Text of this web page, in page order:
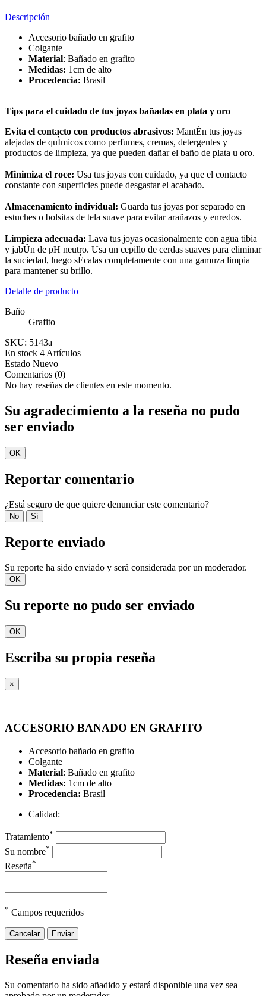
Descripción
Accesorio bañado en grafito
Colgante
Material: Bañado en grafito
Medidas: 1cm de alto
Procedencia: Brasil
Tips para el cuidado de tus joyas bañadas en plata y oro
Evita el contacto con productos abrasivos: MantÈn tus joyas
alejadas de quÌmicos como perfumes, cremas, detergentes y
productos de limpieza, ya que pueden dañar el baño de plata u oro.
Minimiza el roce: Usa tus joyas con cuidado, ya que el contacto
constante con superficies puede desgastar el acabado.
Almacenamiento individual: Guarda tus joyas por separado en
estuches o bolsitas de tela suave para evitar arañazos y enredos.
Limpieza adecuada: Lava tus joyas ocasionalmente con agua tibia
y jabÛn de pH neutro. Usa un cepillo de cerdas suaves para eliminar
la suciedad, luego sÈcalas completamente con una gamuza limpia
para mantener su brillo.
Detalle de producto
Baño
Grafito
SKU: 5143a
En stock 4 Artículos
Estado Nuevo
Comentarios (0)
No hay reseñas de clientes en este momento.
Su agradecimiento a la reseña no pudo
ser enviado
OK
Reportar comentario
¿Está seguro de que quiere denunciar este comentario?
No Sí
Reporte enviado
Su reporte ha sido enviado y será considerada por un moderador.
OK
Su reporte no pudo ser enviado
OK
Escriba su propia reseña
×
ACCESORIO BANADO EN GRAFITO
Accesorio bañado en grafito
Colgante
Material: Bañado en grafito
Medidas: 1cm de alto
Procedencia: Brasil
Calidad:
Tratamiento*
Su nombre*
Reseña*
* Campos requeridos
Cancelar Enviar
Reseña enviada
Su comentario ha sido añadido y estará disponible una vez sea